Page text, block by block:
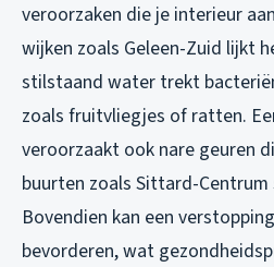
veroorzaken die je interieur
wijken zoals Geleen-Zuid lijkt
stilstaand water trekt
zoals fruitvliegjes of ratten.
veroorzaakt ook nare geuren
buurten zoals Sittard-Centrum
Bovendien kan een
bevorderen, wat